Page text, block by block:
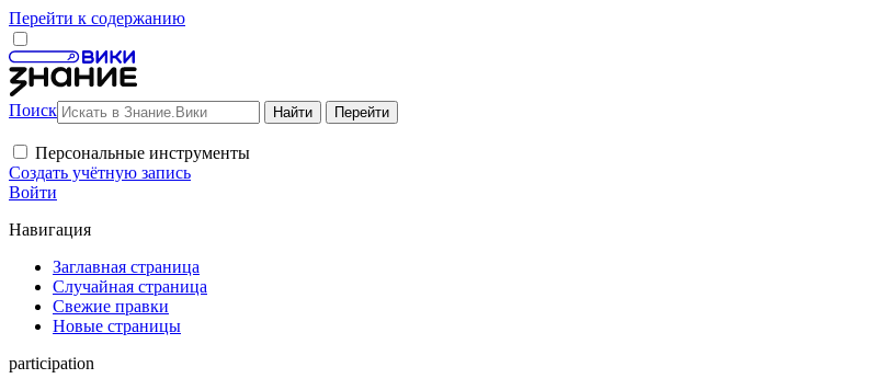
Перейти к содержанию
Поиск
Персональные инструменты
Создать учётную запись
Войти
Навигация
Заглавная страница
Случайная страница
Свежие правки
Новые страницы
participation